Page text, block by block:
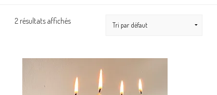
2 résultats affichés